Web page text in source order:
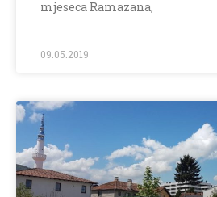
mjeseca Ramazana,
09.05.2019